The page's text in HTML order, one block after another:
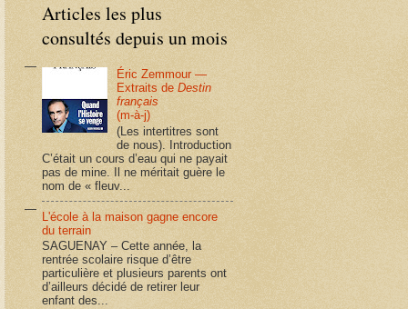
Articles les plus
consultés depuis un mois
Éric Zemmour —
Extraits deDestin
français
(m-à-j)
(Les intertitres sont
de nous). Introduction
C’était un cours d’eau qui ne payait
pas de mine. Il ne méritait guère le
nom de « fleuv...
L'école à la maison gagne encore
du terrain
SAGUENAY – Cette année, la
rentrée scolaire risque d’être
particulière et plusieurs parents ont
d’ailleurs décidé de retirer leur
enfant des...